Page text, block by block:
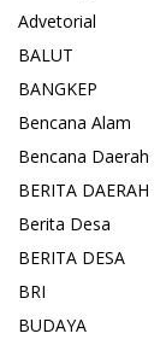
Advetorial
BALUT
BANGKEP
Bencana Alam
Bencana Daerah
BERITA DAERAH
Berita Desa
BERITA DESA
BRI
BUDAYA